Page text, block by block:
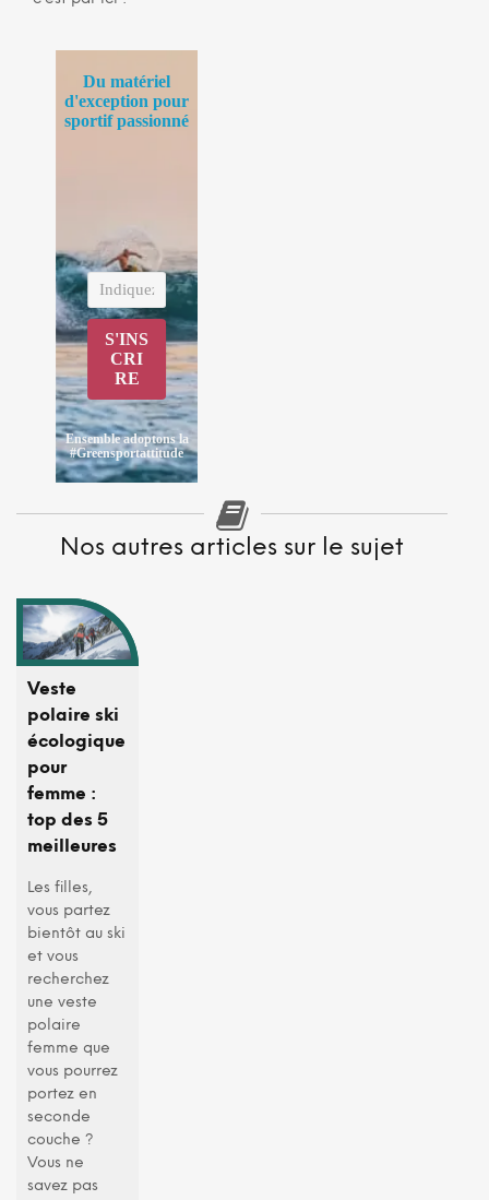
Du matériel
d'exception pour
sportif passionné
S'INS
CRI
RE
Ensemble adoptons la
#Greensportattitude
Nos autres articles sur le sujet
Veste
polaire ski
écologique
pour
femme :
top des 5
meilleures
Les filles,
vous partez
bientôt au ski
et vous
recherchez
une veste
polaire
femme que
vous pourrez
portez en
seconde
couche ?
Vous ne
savez pas